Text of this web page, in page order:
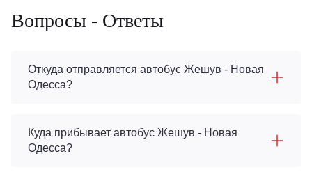
Вопросы - Ответы
Откуда отправляется автобус Жешув - Новая
Одесса?
Куда прибывает автобус Жешув - Новая
Одесса?